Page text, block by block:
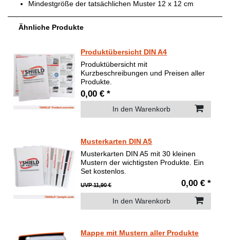
Mindestgröße der tatsächlichen Muster 12 x 12 cm
Ähnliche Produkte
Produktübersicht DIN A4
Produktübersicht mit
Kurzbeschreibungen und Preisen aller
Produkte.
0,00 € *
In den Warenkorb
Musterkarten DIN A5
Musterkarten DIN A5 mit 30 kleinen
Mustern der wichtigsten Produkte. Ein
Set kostenlos.
UVP 11,90 € 0,00 € *
In den Warenkorb
Mappe mit Mustern aller Produkte